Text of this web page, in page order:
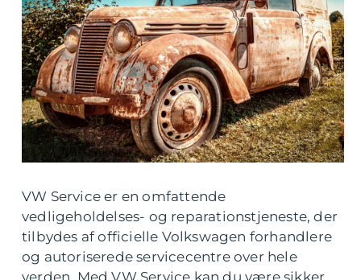
VW Service er en omfattende
vedligeholdelses- og reparationstjeneste, der
tilbydes af officielle Volkswagen forhandlere
og autoriserede servicecentre over hele
verden. Med VW Service kan du være sikker